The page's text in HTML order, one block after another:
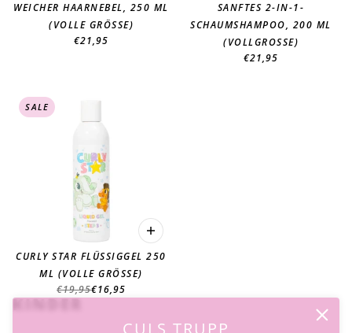
CULS TRUPP
WEICHER HAARNEBEL, 250 ML
(VOLLE GRÖSSE)
€21,95
SANFTES 2-IN-1-
SCHAUMSHAMPOO, 200 ML
(VOLLGROSSE)
€21,95
SALE
CURLY STAR FLÜSSIGGEL 250
ML (VOLLE GRÖSSE)
€19,95€16,95
KINDER